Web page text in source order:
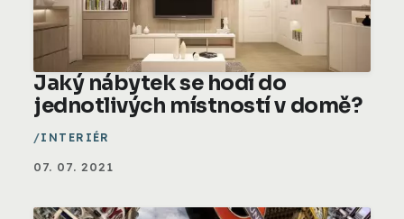
Jaký nábytek se hodí do
jednotlivých místností v domě?
INTERIÉR
07. 07. 2021